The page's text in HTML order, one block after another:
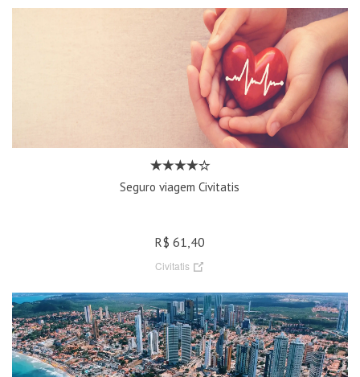
Seguro viagem Civitatis
R$ 61,40
Civitatis